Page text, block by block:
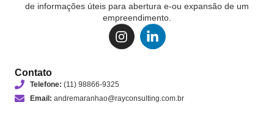
de informações úteis para abertura e-ou expansão de um
empreendimento.
Contato
Telefone: (11) 98866-9325
Email: andremaranhao@rayconsulting.com.br